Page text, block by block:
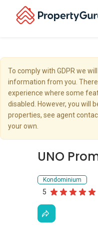
To comply with GDPR we
information from you.
experience where some
disabled. However, you will
properties, see agent
your own.
UNO
Kondominium
5